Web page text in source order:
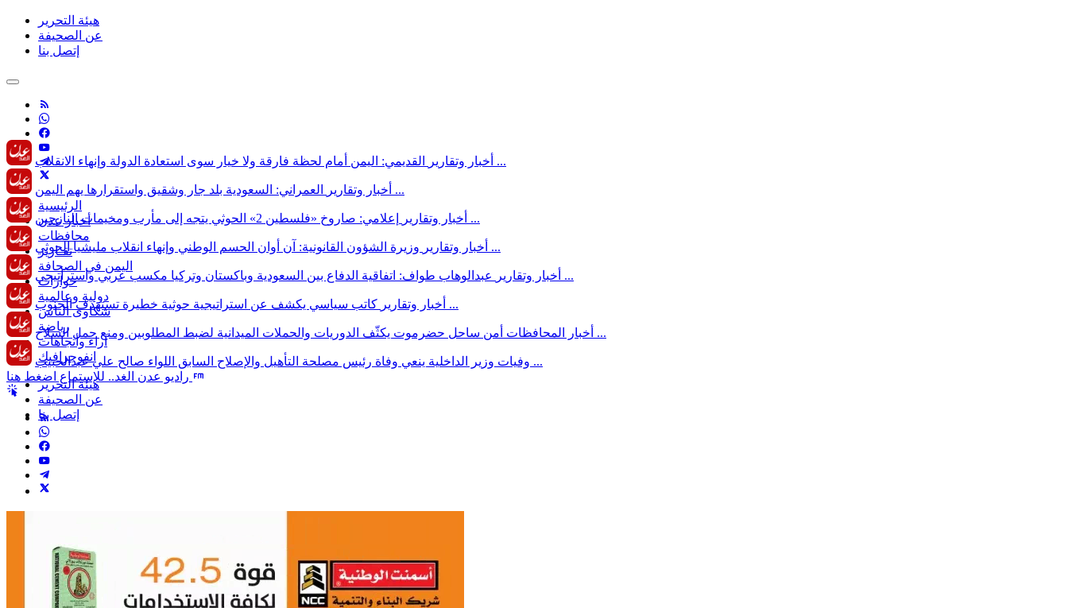
هيئة التحرير
عن الصحيفة
إتصل بنا
الرئيسية
أخبار عدن
محافظات
تقـارير
اليمن في الصحافة
حوارات
دولية وعالمية
شكاوى الناس
رياضة
آراء وأتجاهات
انفوجرافيك
هيئة التحرير
عن الصحيفة
إتصل بنا
أخبار وتقارير القديمي: اليمن أمام لحظة فارقة ولا خيار سوى استعادة الدولة وإنهاء الانقلاب ...
أخبار وتقارير العمراني: السعودية بلد جار وشقيق واستقرارها يهم اليمن ...
أخبار وتقارير إعلامي: صاروخ «فلسطين 2» الحوثي يتجه إلى مأرب ومخيمات النازحين ...
أخبار وتقارير وزيرة الشؤون القانونية: آن أوان الحسم الوطني وإنهاء انقلاب مليشيا الحوثي ...
أخبار وتقارير عبدالوهاب طواف: اتفاقية الدفاع بين السعودية وباكستان وتركيا مكسب عربي واستراتيجي ...
أخبار وتقارير كاتب سياسي يكشف عن استراتيجية حوثية خطيرة تستهدف الجنوب ...
أخبار المحافظات أمن ساحل حضرموت يكثّف الدوريات والحملات الميدانية لضبط المطلوبين ومنع حمل السلاح ...
وفيات وزير الداخلية ينعي وفاة رئيس مصلحة التأهيل والإصلاح السابق اللواء صالح علي عبدالحبيب ...